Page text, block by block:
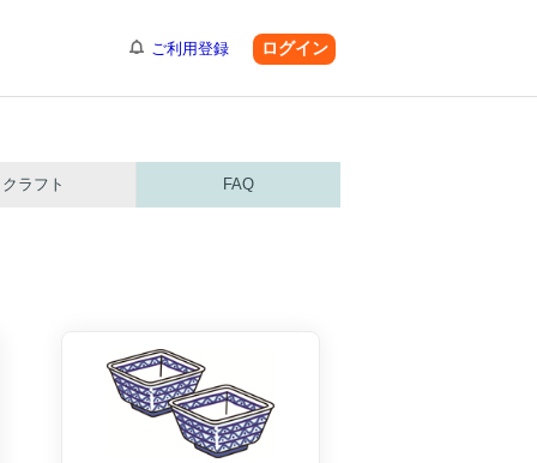
ご利用登録 ログイン
クラフト FAQ